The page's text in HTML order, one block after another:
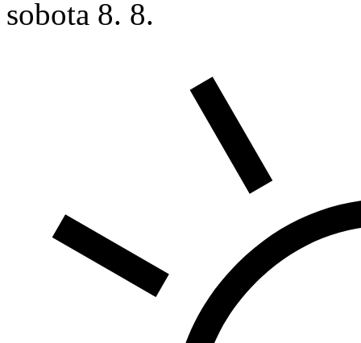
sobota 8. 8.